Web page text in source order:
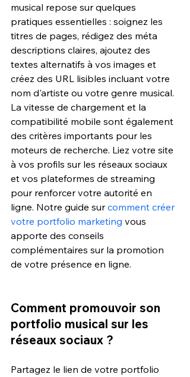
musical repose sur quelques
pratiques essentielles : soignez les
titres de pages, rédigez des méta
descriptions claires, ajoutez des
textes alternatifs à vos images et
créez des URL lisibles incluant votre
nom d'artiste ou votre genre musical.
La vitesse de chargement et la
compatibilité mobile sont également
des critères importants pour les
moteurs de recherche. Liez votre site
à vos profils sur les réseaux sociaux
et vos plateformes de streaming
pour renforcer votre autorité en
ligne. Notre guide sur comment créer
votre portfolio marketing vous
apporte des conseils
complémentaires sur la promotion
de votre présence en ligne.
Comment promouvoir son
portfolio musical sur les
réseaux sociaux ?
Partagez le lien de votre portfolio